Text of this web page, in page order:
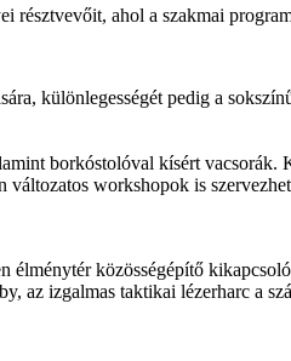
ahol a szakmai
különlegességét pedig a
borkóstolóval kísért
workshopok is
élménytér közösségépítő
az izgalmas taktikai lézerharc a